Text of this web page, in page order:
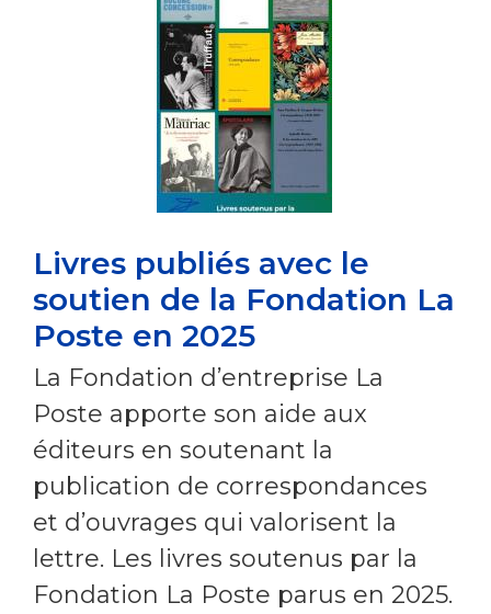
Livres publiés avec le
soutien de la Fondation La
Poste en 2025
La Fondation d’entreprise La
Poste apporte son aide aux
éditeurs en soutenant la
publication de correspondances
et d’ouvrages qui valorisent la
lettre. Les livres soutenus par la
Fondation La Poste parus en 2025.